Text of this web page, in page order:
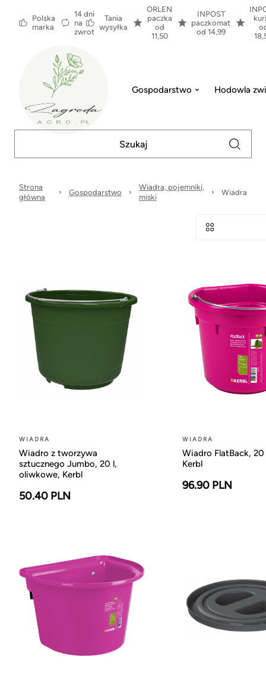
Polska
marka
14 dni
na
zwrot
Tania
wysyłka
ORLEN
paczka
od
11,50
INPOST
paczkomat
od 14,99
Gospodarstwo Hodowla
Strona
główna
Gospodarstwo
Wiadra, pojemniki,
miski
Wiadra
WIADRA
Wiadro z tworzywa
sztucznego Jumbo, 20 l,
oliwkowe, Kerbl
50.40 PLN
WIADRA
Wiadro FlatBack,
Kerbl
96.90 PLN